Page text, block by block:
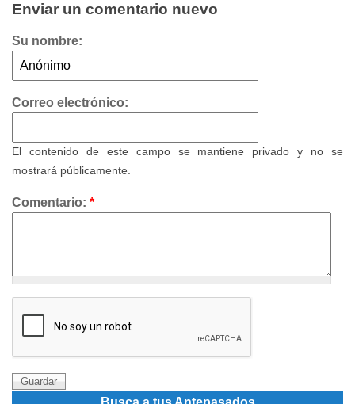
Enviar un comentario nuevo
Su nombre:
Correo electrónico:
El contenido de este campo se mantiene privado y no se
mostrará públicamente.
Comentario: *